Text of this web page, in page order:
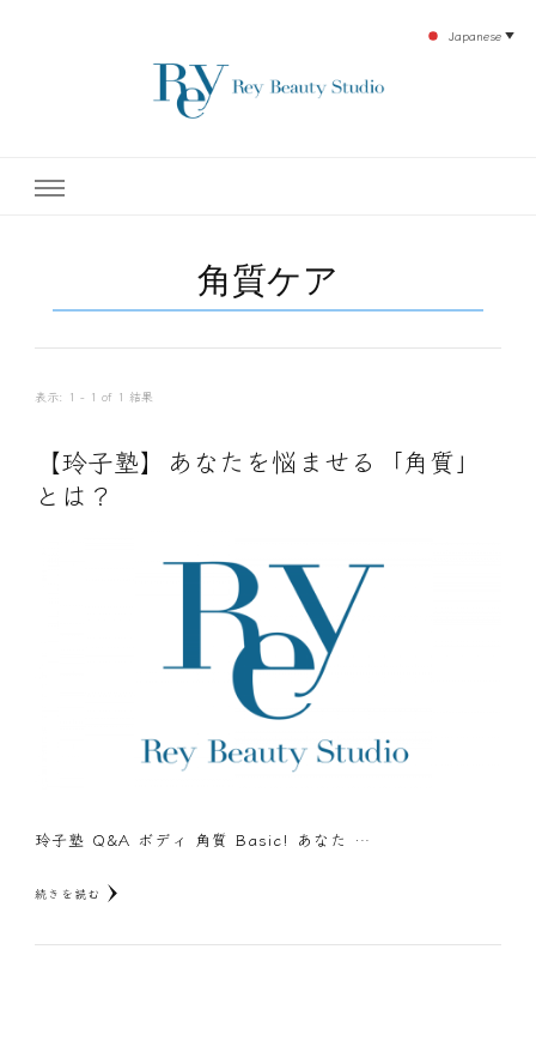
エステ
テ開設45年の実績を誇る本格エステだからこそ、お客様が必ず満足してもらえるこ
角質ケア
表示: 1 - 1 of 1 結果
【玲子塾】あなたを悩ませる「角質」
とは？
玲子塾 Q&A ボディ 角質 Basic! あなた …
続きを読む
Japanese ▼